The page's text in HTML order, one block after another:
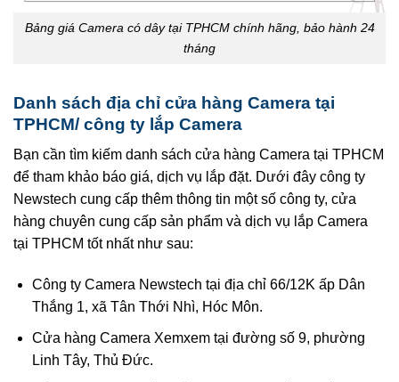
Bảng giá Camera có dây tại TPHCM chính hãng, bảo hành 24
tháng
Danh sách địa chỉ cửa hàng Camera tại
TPHCM/ công ty lắp Camera
Bạn cần tìm kiếm danh sách cửa hàng Camera tại TPHCM
để tham khảo báo giá, dịch vụ lắp đặt. Dưới đây công ty
Newstech cung cấp thêm thông tin một số công ty, cửa
hàng chuyên cung cấp sản phẩm và dịch vụ lắp Camera
tại TPHCM tốt nhất như sau:
Công ty Camera Newstech tại địa chỉ 66/12K ấp Dân
Thắng 1, xã Tân Thới Nhì, Hóc Môn.
Cửa hàng Camera Xemxem tại đường số 9, phường
Linh Tây, Thủ Đức.